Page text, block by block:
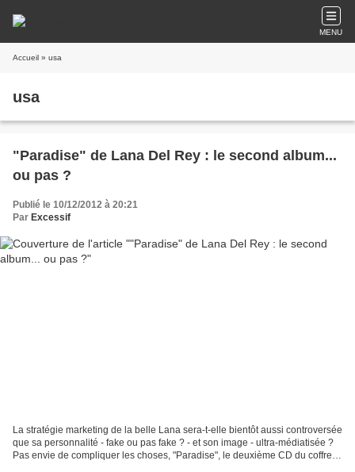
MENU
Accueil » usa
usa
"Paradise" de Lana Del Rey : le second album...
ou pas ?
Publié le 10/12/2012 à 20:21
Par Excessif
La stratégie marketing de la belle Lana sera-t-elle bientôt aussi controversée
que sa personnalité - fake ou pas fake ? - et son image - ultra-médiatisée ?
Pas envie de compliquer les choses, "Paradise", le deuxième CD du coffret